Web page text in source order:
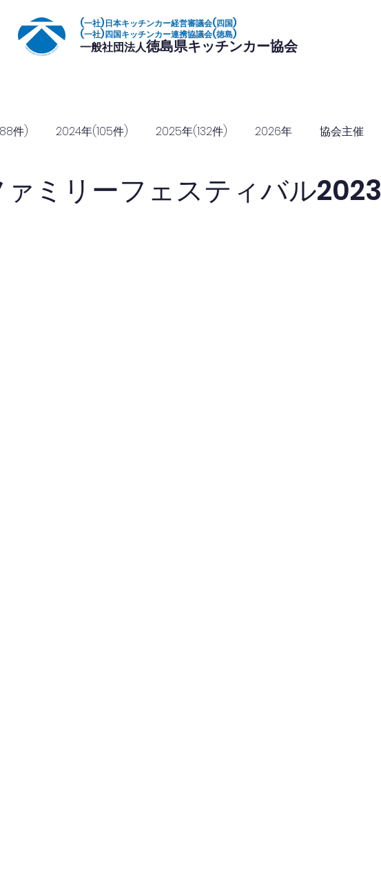
(一社)日本キッチンカー経営審議会(四国)
(一社)四国キッチンカー連携協議会(徳島)
一般社団法人徳島県キッチンカー協会
件) 2024年(105件) 2025年(132件) 2026年 協会主催
ミリーフェスティバル2023